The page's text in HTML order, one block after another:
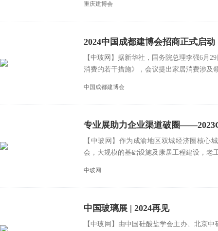
重庆建博会
2024中国成都建博会招商正式启
【中玻网】据新华社，国务院总理李强6月
消费的若干措施》，会议提出家居消费涉及
中国成都建博会
专业展助力企业渠道破圈
【中玻网】作为成渝地区双城经济圈核心
会，大规模的基础设施及康居工程建设，老
中玻网
中国玻璃展 | 2024再见
【中玻网】由中国硅酸盐学会主办、北京